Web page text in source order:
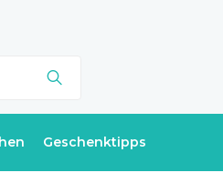
Geschenktipps